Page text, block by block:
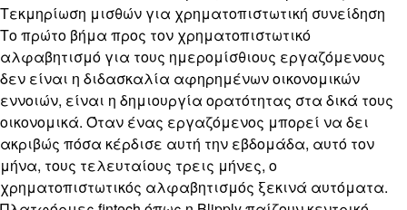
Τεκμηρίωση μισθών για χρηματοπιστωτική συνείδηση
Το πρώτο βήμα προς τον χρηματοπιστωτικό
αλφαβητισμό για τους ημερομίσθιους εργαζόμενους
δεν είναι η διδασκαλία αφηρημένων οικονομικών
εννοιών, είναι η δημιουργία ορατότητας στα δικά τους
οικονομικά. Όταν ένας εργαζόμενος μπορεί να δει
ακριβώς πόσα κέρδισε αυτή την εβδομάδα, αυτό τον
μήνα, τους τελευταίους τρεις μήνες, ο
χρηματοπιστωτικός αλφαβητισμός ξεκινά αυτόματα.